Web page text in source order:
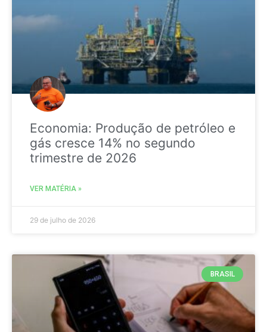
Economia: Produção de petróleo e
gás cresce 14% no segundo
trimestre de 2026
VER MATÉRIA »
29 de julho de 2026
BRASIL